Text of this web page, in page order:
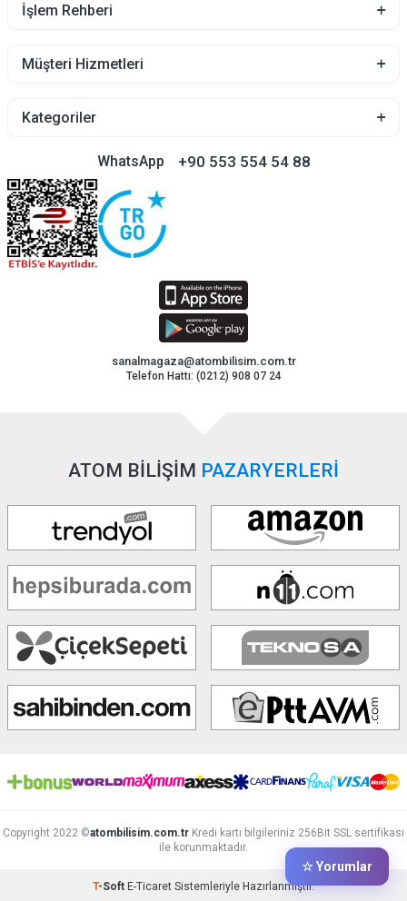
☆ Yorumlar
İşlem Rehberi
Müşteri Hizmetleri
Kategoriler
WhatsApp +90 553 554 54 88
sanalmagaza@atombilisim.com.tr
Telefon Hattı: (0212) 908 07 24
ATOM BİLİŞİM PAZARYERLERİ
Copyright 2022 ©atombilisim.com.tr Kredi kartı bilgileriniz 256Bit SSL sertifikası
ile korunmaktadır.
T-Soft E-Ticaret Sistemleriyle Hazırlanmıştır.